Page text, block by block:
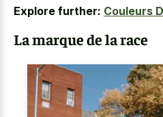
Explore further: Couleurs
La marque de la race